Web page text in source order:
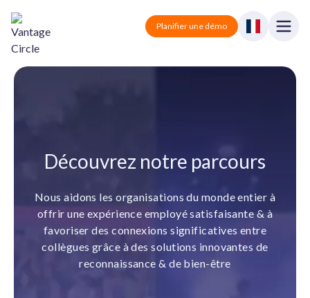
Vantage Circle Planifier une démo
Solutions
Vantage Perks
Vantage Pulse
Sondage et feedback.
Vantage Fit
Santé et bien-être.
Se connecter
Planifier une démo
Découvrez notre parcours
Nous aidons les organisations du monde entier à
offrir une expérience employé satisfaisante & à
favoriser des connexions significatives entre
collègues grâce à des solutions innovantes de
reconnaissance & de bien-être